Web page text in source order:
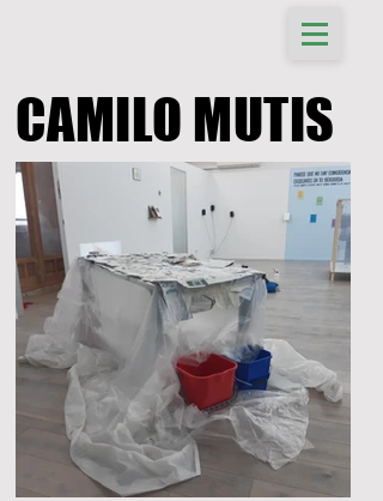
CAMILO MUTIS